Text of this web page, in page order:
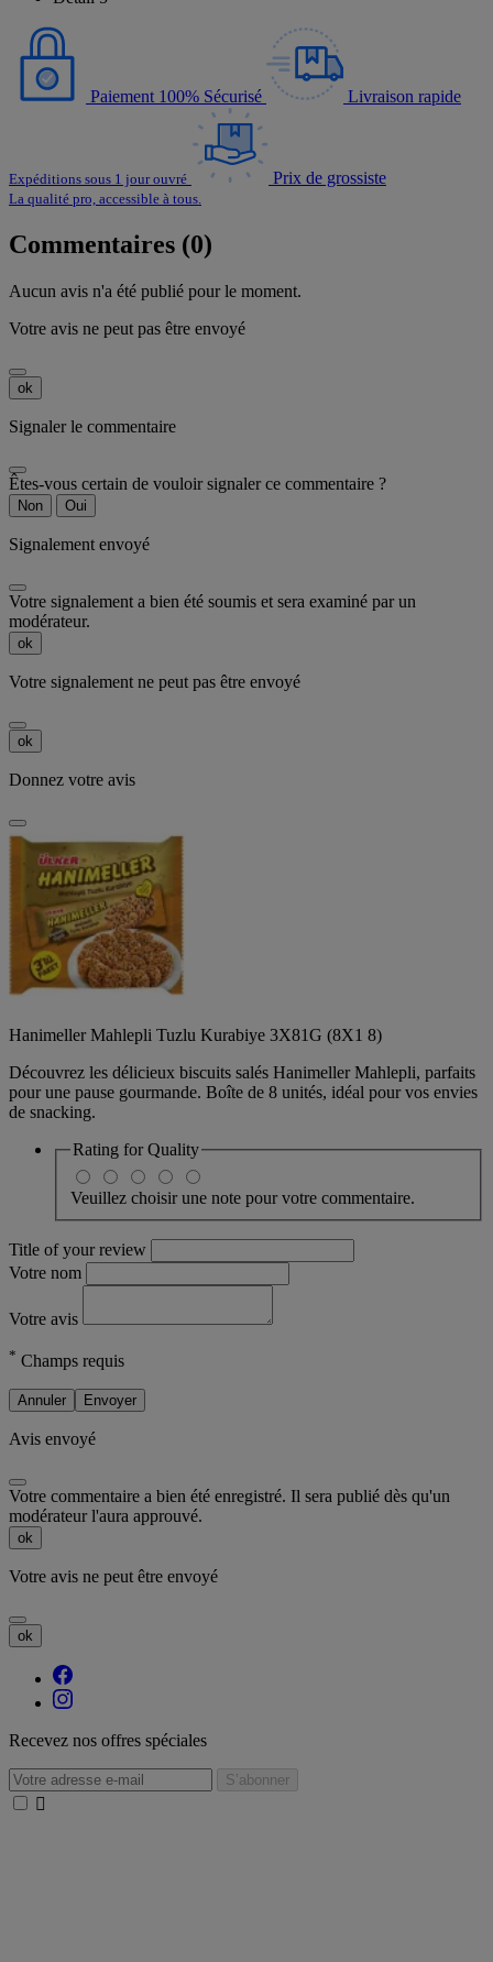
Paiement 100% Sécurisé Livraison rapide
Expéditions sous 1 jour ouvré Prix de grossiste
La qualité pro, accessible à tous.
Commentaires (0)
Aucun avis n'a été publié pour le moment.
Votre avis ne peut pas être envoyé
ok
Signaler le commentaire
Êtes-vous certain de vouloir signaler ce commentaire ?
Non Oui
Signalement envoyé
Votre signalement a bien été soumis et sera examiné par un
modérateur.
ok
Votre signalement ne peut pas être envoyé
ok
Donnez votre avis
Hanimeller Mahlepli Tuzlu Kurabiye 3X81G (8X1 8)
Découvrez les délicieux biscuits salés Hanimeller Mahlepli, parfaits
pour une pause gourmande. Boîte de 8 unités, idéal pour vos envies
de snacking.
Rating forQuality
Veuillez choisir une note pour votre commentaire.
Title of your review
Votre nom
Votre avis
* Champs requis
Annuler Envoyer
Avis envoyé
Votre commentaire a bien été enregistré. Il sera publié dès qu'un
modérateur l'aura approuvé.
ok
Votre avis ne peut être envoyé
ok
Recevez nos offres spéciales
